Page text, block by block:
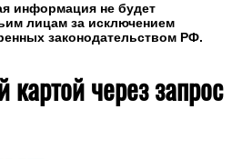
информация не будет
лицам за исключением
законодательством РФ.
картой через запрос